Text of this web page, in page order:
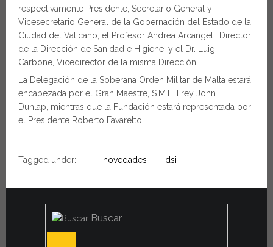
respectivamente Presidente, Secretario General y
Vicesecretario General de la Gobernación del Estado de la
Ciudad del Vaticano, el Profesor Andrea Arcangeli, Director
de la Dirección de Sanidad e Higiene, y el Dr. Luigi
Carbone, Vicedirector de la misma Dirección.
La Delegación de la Soberana Orden Militar de Malta estará
encabezada por el Gran Maestre, S.M.E. Frey John T.
Dunlap, mientras que la Fundación estará representada por
el Presidente Roberto Favaretto.
Tagged under: novedades dsi
Buscar